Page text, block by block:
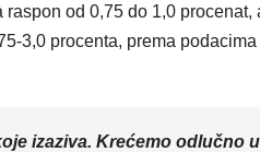
od 0,75 do 1,0 procenat,
3,0 procenta, prema
izaziva. Krećemo odlučno